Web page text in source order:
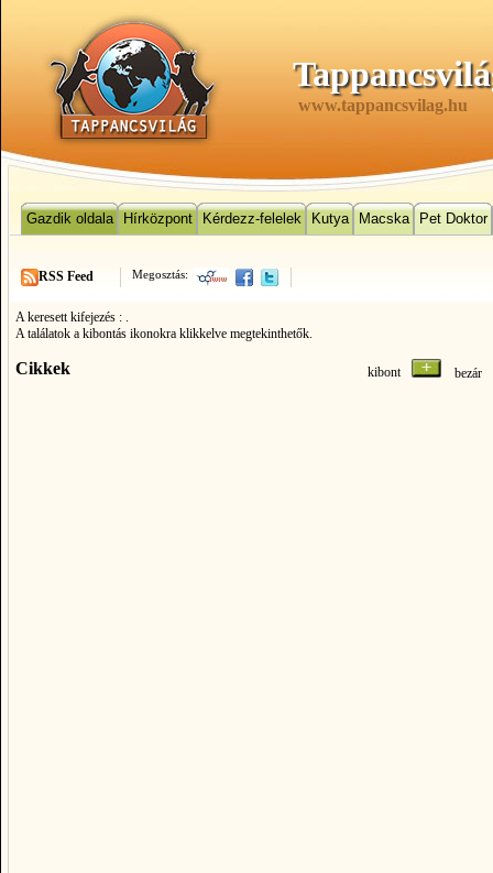
www.tappancsvilag.hu
Gazdik oldala Hírközpont Kérdezz-felelek Kutya Macska Pet Doktor
Megosztás:
RSS Feed
A keresett kifejezés : .
A találatok a kibontás ikonokra klikkelve megtekinthetők.
Cikkek kibont